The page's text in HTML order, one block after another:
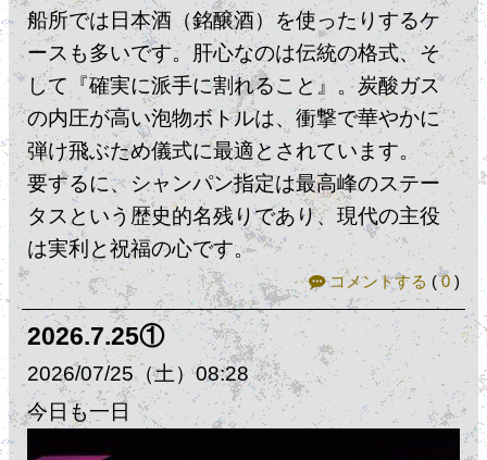
船所では日本酒（銘醸酒）を使ったりするケ
ースも多いです。​肝心なのは伝統の格式、そ
して『確実に派手に割れること』。炭酸ガス
の内圧が高い泡物ボトルは、衝撃で華やかに
弾け飛ぶため儀式に最適とされています。
​要するに、シャンパン指定は最高峰のステー
タスという歴史的名残りであり、現代の主役
は実利と祝福の心です。
コメントする (0 )
2026.7.25①
2026 07 25（土）08:28
今日も一日